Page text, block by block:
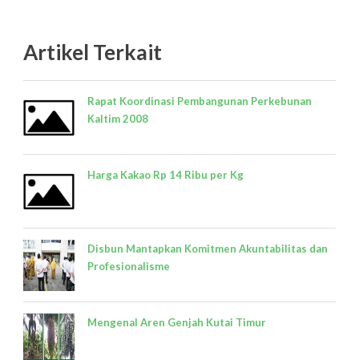
Artikel Terkait
Rapat Koordinasi Pembangunan Perkebunan
Kaltim 2008
Harga Kakao Rp 14 Ribu per Kg
Disbun Mantapkan Komitmen Akuntabilitas dan
Profesionalisme
Mengenal Aren Genjah Kutai Timur